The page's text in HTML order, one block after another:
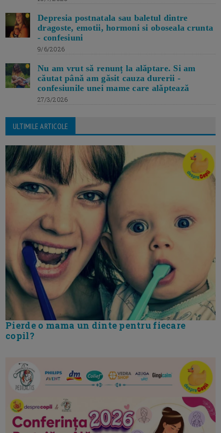
Depresia postnatala sau baletul dintre
dragoste, emotii, hormoni si oboseala crunta
- confesiuni
9/6/2026
Nu am vrut să renunț la alăptare. Si am
căutat până am găsit cauza durerii -
confesiunile unei mame care alăptează
27/3/2026
ULTIMILE ARTICOLE
Pierde o mama un dinte pentru fiecare
copil?